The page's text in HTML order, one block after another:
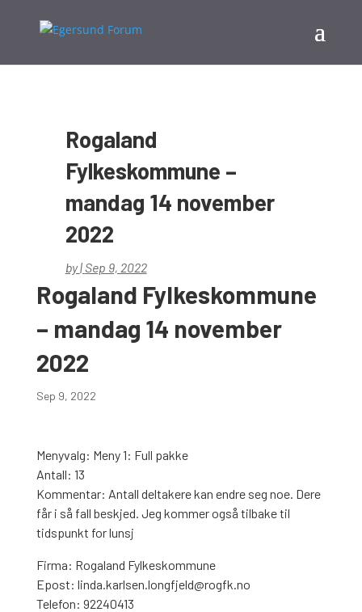
Rogaland
Fylkeskommune –
mandag 14 november
2022
by| Sep 9, 2022
Rogaland Fylkeskommune
– mandag 14 november
2022
Sep 9, 2022
Menyvalg: Meny 1: Full pakke
Antall: 13
Kommentar: Antall deltakere kan endre seg noe. Dere
får i så fall beskjed. Jeg kommer også tilbake til
tidspunkt for lunsj
Firma: Rogaland Fylkeskommune
Epost: linda.karlsen.longfjeld@rogfk.no
Telefon: 92240413